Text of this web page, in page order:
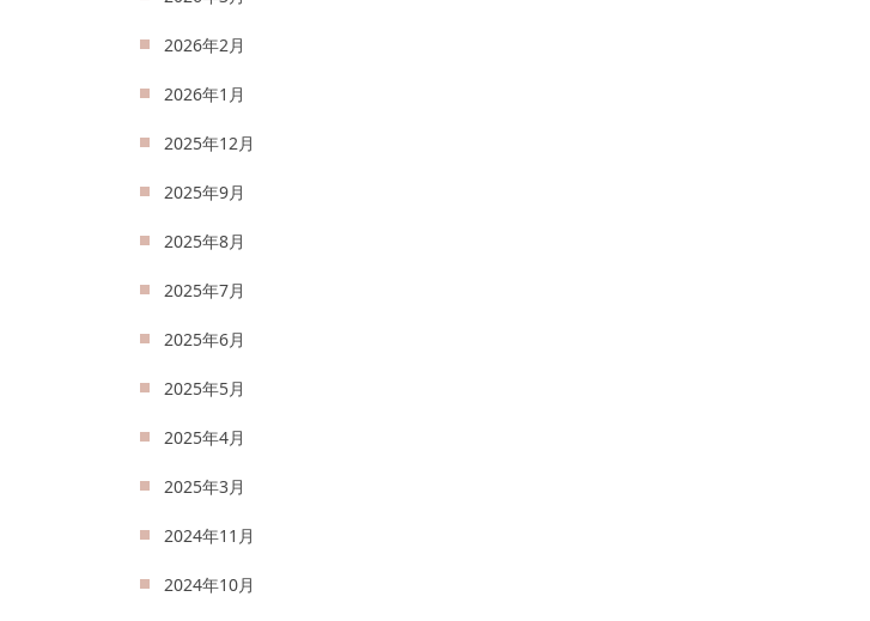
2026年2月
2026年1月
2025年12月
2025年9月
2025年8月
2025年7月
2025年6月
2025年5月
2025年4月
2025年3月
2024年11月
2024年10月